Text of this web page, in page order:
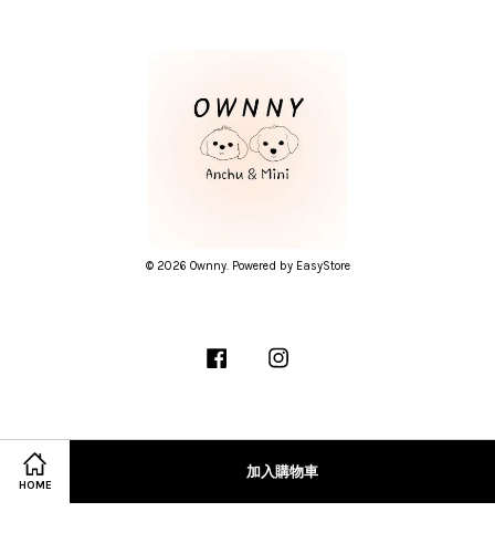
HOME
加入購物車
© 2026 Ownny. Powered by EasyStore
Facebook